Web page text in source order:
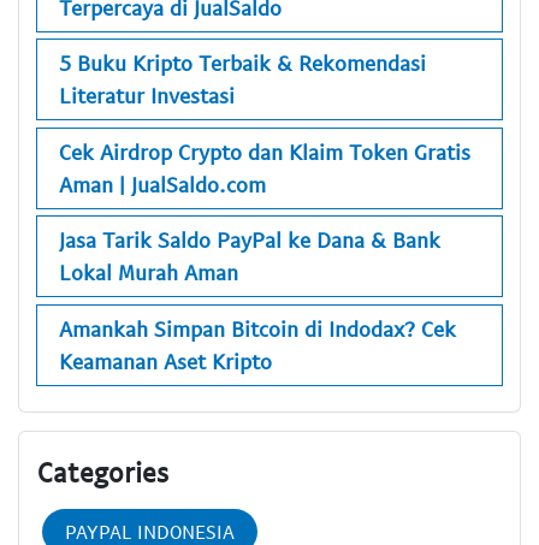
Terpercaya di JualSaldo
5 Buku Kripto Terbaik & Rekomendasi
Literatur Investasi
Cek Airdrop Crypto dan Klaim Token Gratis
Aman | JualSaldo.com
Jasa Tarik Saldo PayPal ke Dana & Bank
Lokal Murah Aman
Amankah Simpan Bitcoin di Indodax? Cek
Keamanan Aset Kripto
Categories
PAYPAL INDONESIA